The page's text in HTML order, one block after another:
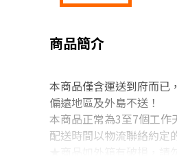
商品簡介
本商品僅含運送到府而已
偏遠地區及外島不送！
本商品正常為3至7個工作
配送時間以物流聯絡約定
★商品如外箱有破損，請